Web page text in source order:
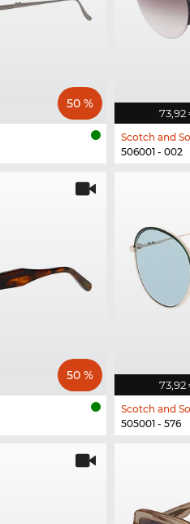
50 %
73,92
Scotch and
506001 - 002
50 %
73,92
Scotch and
505001 - 576